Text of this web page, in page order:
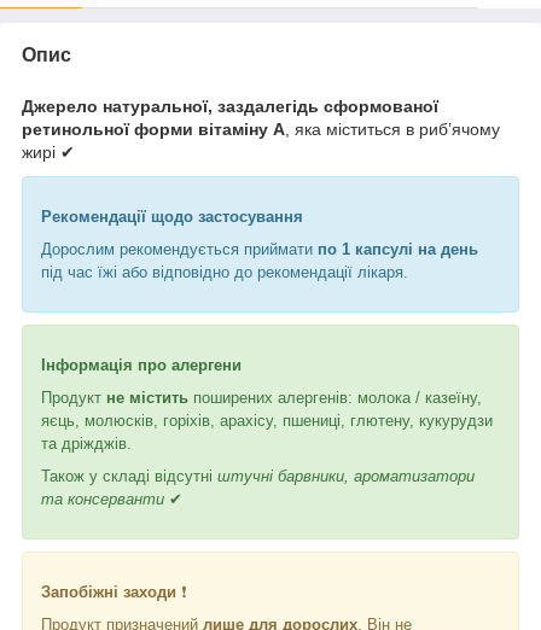
Опис
Джерело натуральної, заздалегідь сформованої
ретинольної форми вітаміну A , яка міститься в риб’ячому
жирі ✔
Рекомендації щодо застосування
Дорослим рекомендується приймати по 1 капсулі на день
під час їжі або відповідно до рекомендації лікаря.
Інформація про алергени
Продукт не містить поширених алергенів: молока / казеїну,
яєць, молюсків, горіхів, арахісу, пшениці, глютену, кукурудзи
та дріжджів.
Також у складі відсутні штучні барвники, ароматизатори
та консерванти ✔
Запобіжні заходи ❗
Продукт призначений лише для дорослих . Він не